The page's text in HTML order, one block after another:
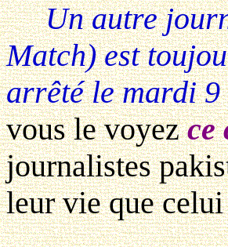
Un autre
Match) est
arrêté le mardi 9
vous le voyezce
journalistes
leur vie que